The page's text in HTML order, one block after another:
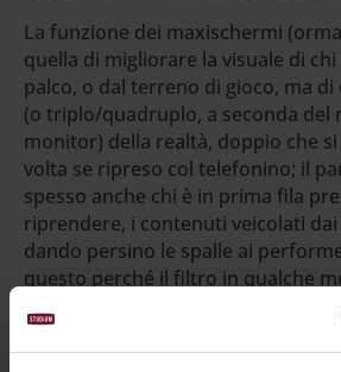
La funzione dei maxischermi
quella di migliorare la visuale di
palco, o dal terreno di gioco, ma
(o triplo/quadruplo, a seconda del
monitor) della realtà, doppio che
volta se ripreso col telefonino; il
spesso anche chi è in prima fila
riprendere, i contenuti veicolati
dando persino le spalle ai
questo perché il filtro in qualche
«migliora» l’immagine e lo fa a tal
finzione ormai sostituisce la realtà.